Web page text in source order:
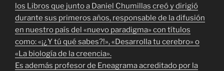
los Libros que junto a Daniel Chumillas creó y dirigió
durante sus primeros años, responsable de la difusión
en nuestro país del «nuevo paradigma» con títulos
como: «¡¿Y tú qué sabes?!», «Desarrolla tu cerebro» o
«La biología de la creencia».
Es además profesor de Eneagrama acreditado por la